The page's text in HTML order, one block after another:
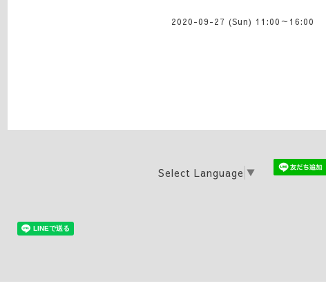
2020-09-27 (Sun) 11:00～16:00
Select Language ▼